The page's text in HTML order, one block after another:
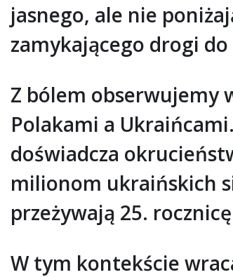
jasnego, ale nie
zamykającego drogi
Z bólem obserwujemy
Polakami a
doświadcza
milionom ukraińskich
przeżywają 25.
W tym kontekście